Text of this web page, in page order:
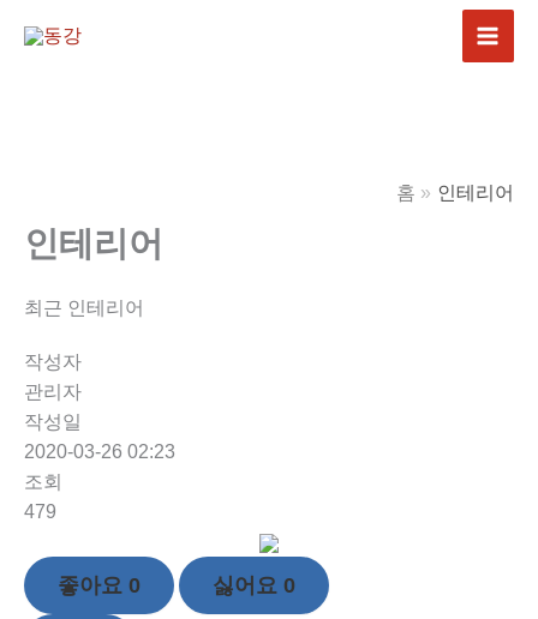
홈 인테리어
인테리어
최근 인테리어
작성자
관리자
작성일
2020-03-26 02:23
조회
479
좋아요 0 싫어요 0